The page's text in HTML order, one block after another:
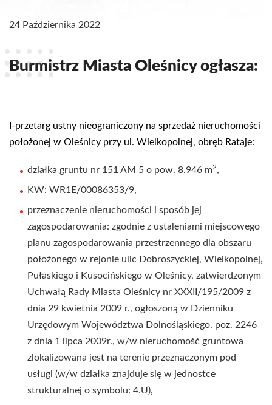
24 Października 2022
Burmistrz Miasta Oleśnicy ogłasza:
I-przetarg ustny nieograniczony na sprzedaż nieruchomości
położonej w Oleśnicy przy ul. Wielkopolnej, obręb Rataje:
działka gruntu nr 151 AM 5 o pow. 8.946 m2,
KW: WR1E/00086353/9,
przeznaczenie nieruchomości i sposób jej
zagospodarowania: zgodnie z ustaleniami miejscowego
planu zagospodarowania przestrzennego dla obszaru
położonego w rejonie ulic Dobroszyckiej, Wielkopolnej,
Pułaskiego i Kusocińskiego w Oleśnicy, zatwierdzonym
Uchwałą Rady Miasta Oleśnicy nr XXXII/195/2009 z
dnia 29 kwietnia 2009 r., ogłoszoną w Dzienniku
Urzędowym Województwa Dolnośląskiego, poz. 2246
z dnia 1 lipca 2009r., w/w nieruchomość gruntowa
zlokalizowana jest na terenie przeznaczonym pod
usługi (w/w działka znajduje się w jednostce
strukturalnej o symbolu: 4.U),